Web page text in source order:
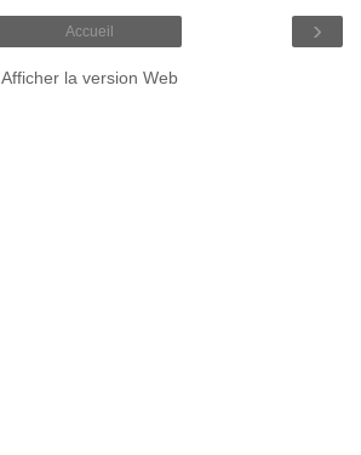
›
Accueil
Afficher la version Web